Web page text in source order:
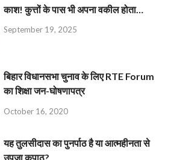
काश! कुत्तों के पास भी अपना वकील होता…
September 19, 2025
बिहार विधानसभा चुनाव के लिए RTE Forum
का शिक्षा जन-घोषणापत्र
October 16, 2020
यह तुलसीदास का पुनर्पाठ है या आत्महीनता से
उपजा कुपाठ?